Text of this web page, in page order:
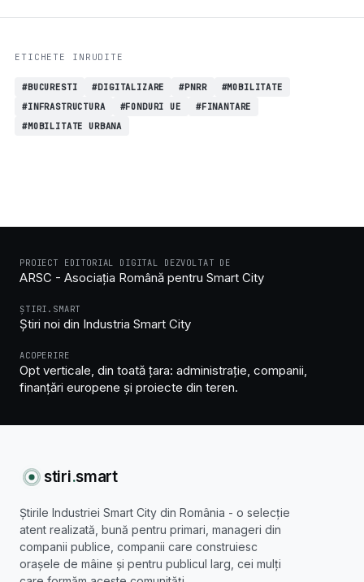
ETICHETE INRUDITE
#BUCURESTI #DIGITALIZARE #PNRR
#MOBILITATE
#INFRASTRUCTURA
#FONDURI UE
#FINANTARE
#MOBILITATE URBANA
PROIECT EDITORIAL DIGITAL DEZVOLTAT DE
ARSC - Asociația Română pentru Smart City
ȘTIRI.SMART
Știri noi din Industria Smart City
ACOPERIRE
Opt verticale, din toată țara: administrație, companii,
finanțări europene și proiecte din teren.
stiri.smart
Știrile Industriei Smart City din România - o selecție
atent realizată, bună pentru primari, manageri din
companii publice, companii care construiesc
orașele de mâine și pentru publicul larg, cei mulți